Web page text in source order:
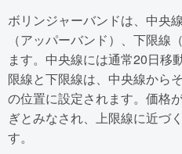
ボリンジャーバンドは、中央
（アッパーバンド）、下限線
ます。中央線には通常20日移
限線と下限線は、中央線から
の位置に設定されます。価格
ぎとみなされ、上限線に近づ
す。